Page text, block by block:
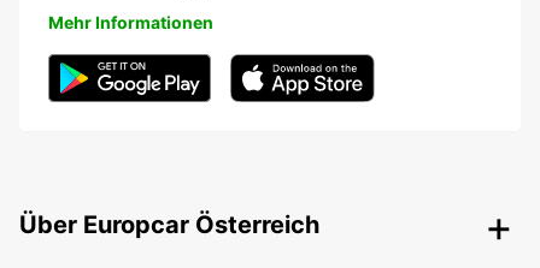
Mehr Informationen
Über Europcar Österreich